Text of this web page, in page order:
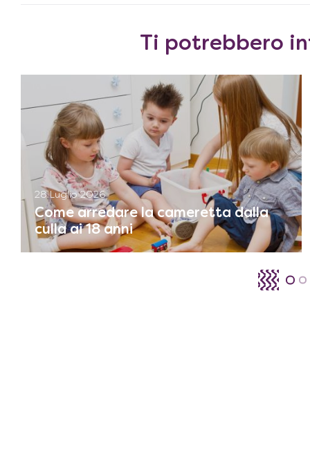
Ti potrebbero
28 Luglio 2026
Come arredare la cameretta dalla
culla ai 18 anni